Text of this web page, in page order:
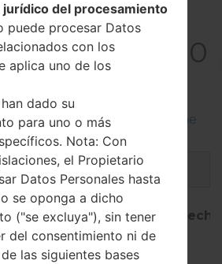
Dimsun
firmwares de LG Phone
OS Talla Fecha
jurídico del procesamiento
puede procesar Datos
con los
aplica uno de los
dado su
para uno o más
Nota: Con
el Propietario
Datos Personales hasta
se oponga a dicho
("se excluya"), sin tener
del consentimiento ni de
las siguientes bases